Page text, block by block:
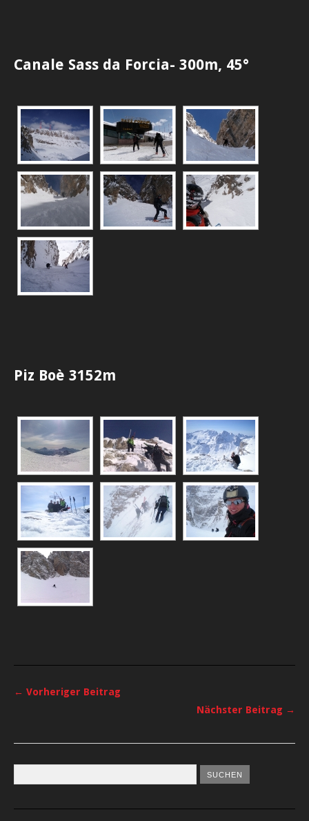
Canale Sass da Forcia- 300m, 45°
Piz Boè 3152m
← Vorheriger Beitrag
Nächster Beitrag →